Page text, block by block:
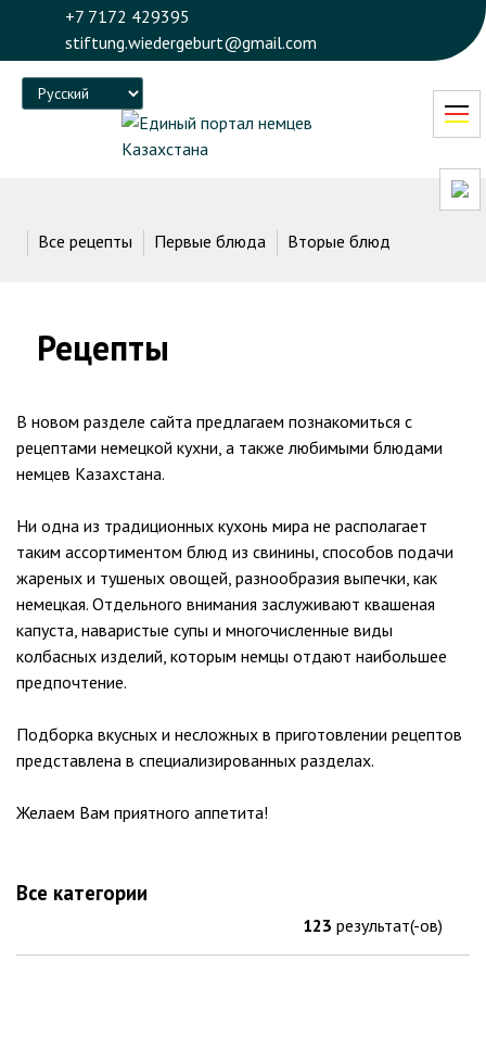
+7 7172 429395
stiftung.wiedergeburt@gmail.com
Language
Рецепты
В новом разделе сайта предлагаем познакомиться с
рецептами немецкой кухни, а также любимыми блюдами
немцев Казахстана.
Ни одна из традиционных кухонь мира не располагает
таким ассортиментом блюд из свинины, способов подачи
жареных и тушеных овощей, разнообразия выпечки, как
немецкая. Отдельного внимания заслуживают квашеная
капуста, наваристые супы и многочисленные виды
колбасных изделий, которым немцы отдают наибольшее
предпочтение.
Подборка вкусных и несложных в приготовлении рецептов
представлена в специализированных разделах.
Желаем Вам приятного аппетита!
Все категории
123 результат(-ов)
Все рецепты Первые блюда Вторые блюда